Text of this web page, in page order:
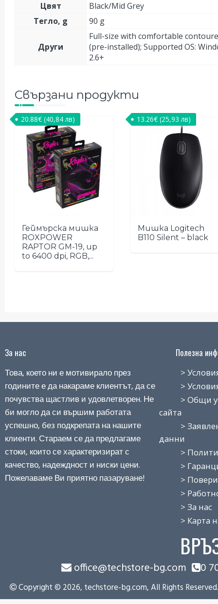
Цвят
Black/Mid Grey
Тегло, g
90 g
Други
Full-size with comfortable
(pre-installed); Supported OS:
2.6+
Свързани продукти
Геймърска мишка
ROXPOWER
RAPTOR GM-19, up
to 6400 dpi, RGB,...
20.88€ (40,84 лв)
Мишка Logitech
B110 Silent – black
13.26€ (25,93 лв)
За нас
Това, което ни е мотивирало през
годините е да накараме клиентът, да се
почувства щастлив и удовлетворен. Не
би могло да си вършим работата
успешно, без подкрепата на нашите
клиенти. Стараем се да предлагаме
стоки, които се характеризират с
качество, надеждност и ниски цени.
Пожелаваме Ви приятно пазаруване!
Полезна
> Условия
> Условия
> Общи
сайта
>
данни
>
>
>
> Работно
> За нас
> Карта на
office@techstore-bg.com 0
Copyright © 2026, techstore-bg.com, All Rights Reserved.